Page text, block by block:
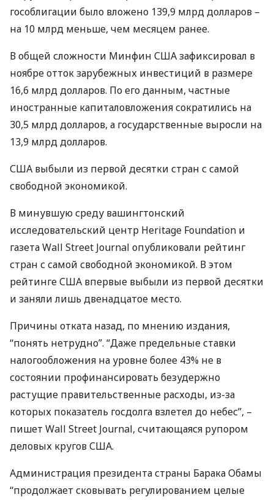
гособлигации было вложено 139,9 млрд долларов –
на 10 млрд меньше, чем месяцем ранее.
В общей сложности Минфин СШАзафиксировал в
ноябре отток зарубежных инвестиций в размере
16,6 млрд долларов. По его данным, частные
иностранные капиталовложения сократились на
30,5 млрд долларов, а государственные выросли на
13,9 млрд долларов.
США выбыли из первой десятки стран с самой
свободной экономикой.
В минувшую среду вашингтонский
исследовательский центр Heritage Foundation и
газета Wall Street Journal опубликовали рейтинг
стран с самой свободной экономикой. В этом
рейтингеСША впервые выбыли из первой десятки
и заняли лишь двенадцатое место.
Причины отката назад, по мнению издания,
“понять нетрудно”. “Даже предельные ставки
налогообложения на уровне более 43% не в
состоянии профинансировать безудержно
растущие правительственные расходы, из-за
которых показатель госдолга взлетел до небес”, –
пишет Wall Street Journal, считающаяся рупором
деловых круговСША.
Администрация президента страны Барака Обамы
“продолжает сковывать регулированием целые